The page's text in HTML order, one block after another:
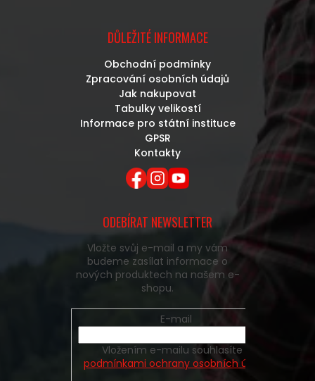
DŮLEŽITÉ INFORMACE
Obchodní podmínky
Zpracování osobních údajů
Jak nakupovat
Tabulky velikostí
Informace pro státní instituce
GPSR
Kontakty
ODEBÍRAT NEWSLETTER
Vložte svůj e-mail a my vám
budeme zasílat informace o
nových produktech na našem e-
shopu.
E-mail
podmínkami ochrany osobních údajů